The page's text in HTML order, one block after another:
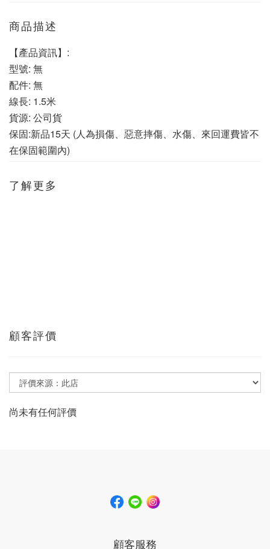
商品描述
【產品資訊】:
型號: 無
配件: 無
線長: 1.5米
貨源: 公司貨
保固:新品15天 (人為損傷、惡意摔傷、水傷、來回運費皆不
在保固範圍內)
了解更多
顧客評價
尚未有任何評價
顧客服務